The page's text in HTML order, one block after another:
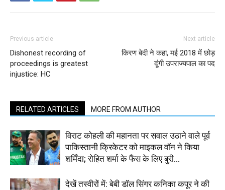
Previous article
Dishonest recording of
proceedings is greatest
injustice: HC
Next article
किरण बेदी ने कहा, मई 2018 में छोड़
दूंगी उपराज्यपाल का पद
RELATED ARTICLES MORE FROM AUTHOR
विराट कोहली की महानता पर सवाल उठाने वाले पूर्व
पाकिस्तानी क्रिकेटर को माइकल वॉन ने किया
शर्मिंदा; रोहित शर्मा के फैंस के लिए बुरी...
देखें तस्वीरों में: बेबी डॉल सिंगर कनिका कपूर ने की